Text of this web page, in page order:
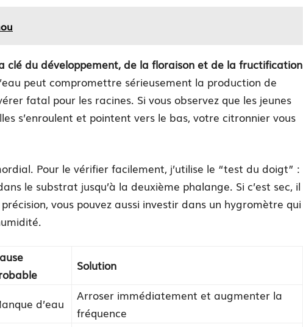
clé du développement, de la floraison et de la fructification
peut compromettre sérieusement la production de
fatal pour les racines. Si vous observez que les jeunes
s’enroulent et pointent vers le bas, votre citronnier vous
Pour le vérifier facilement, j’utilise le “test du doigt” :
le substrat jusqu’à la deuxième phalange. Si c’est sec, il
vous pouvez aussi investir dans un hygromètre qui
Solution
d’eau
Arroser immédiatement et augmenter la
fréquence